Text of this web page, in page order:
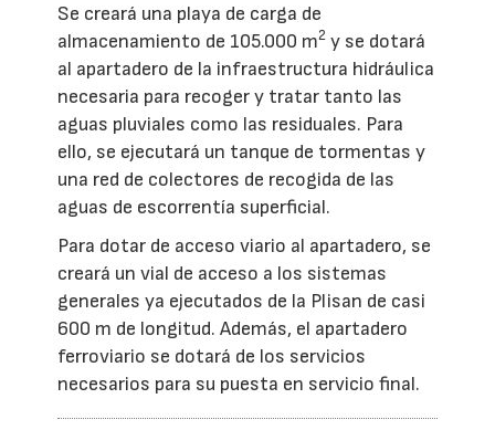
Se creará una playa de carga de
almacenamiento de 105.000 m2 y se dotará
al apartadero de la infraestructura hidráulica
necesaria para recoger y tratar tanto las
aguas pluviales como las residuales. Para
ello, se ejecutará un tanque de tormentas y
una red de colectores de recogida de las
aguas de escorrentía superficial.
Para dotar de acceso viario al apartadero, se
creará un vial de acceso a los sistemas
generales ya ejecutados de la Plisan de casi
600 m de longitud. Además, el apartadero
ferroviario se dotará de los servicios
necesarios para su puesta en servicio final.